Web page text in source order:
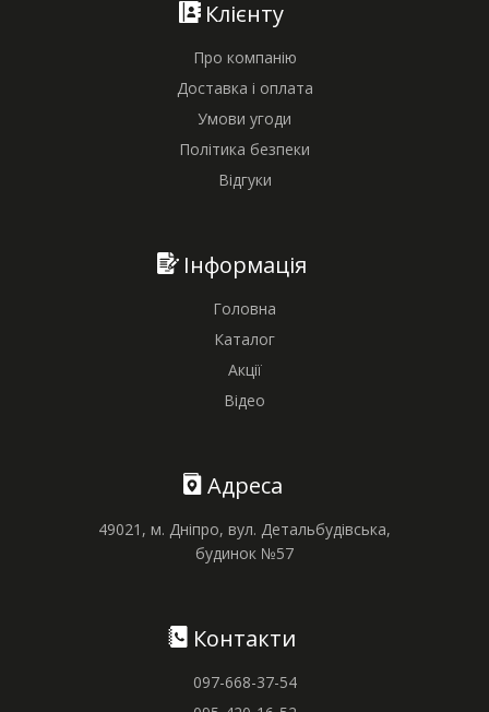
Клієнту
Про компанію
Доставка і оплата
Умови угоди
Політика безпеки
Відгуки
Інформація
Головна
Каталог
Акції
Відео
Адреса
49021, м. Дніпро, вул. Детальбудівська,
будинок №57
Контакти
097-668-37-54